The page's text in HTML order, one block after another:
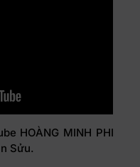
HOÀNG MINH PHI
Sửu.